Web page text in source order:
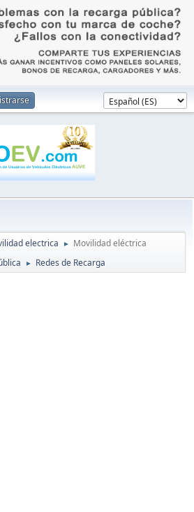
electrica ► Movilidad eléctrica
► Redes de Recarga